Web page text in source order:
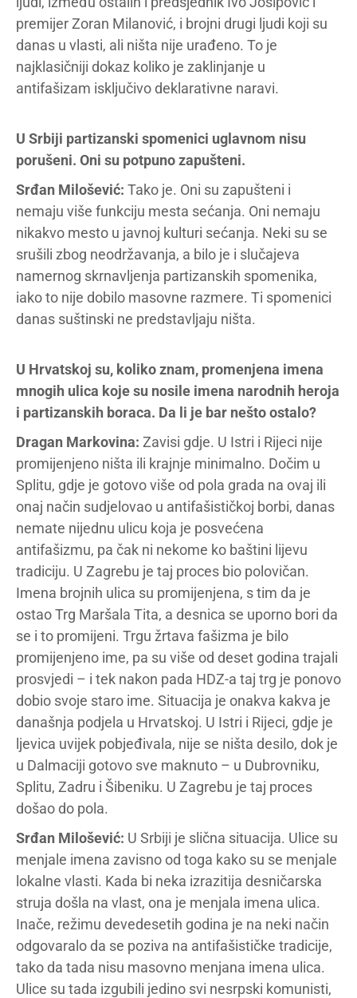
premijer Zoran Milanović, i brojni drugi ljudi koji su
danas u vlasti, ali ništa nije urađeno. To je
najklasičniji dokaz koliko je zaklinjanje u
antifašizam isključivo deklarativne naravi.
U Srbiji partizanski spomenici uglavnom nisu
porušeni. Oni su potpuno zapušteni.
Srđan Milošević: Tako je. Oni su zapušteni i
nemaju više funkciju mesta sećanja. Oni nemaju
nikakvo mesto u javnoj kulturi sećanja. Neki su se
srušili zbog neodržavanja, a bilo je i slučajeva
namernog skrnavljenja partizanskih spomenika,
iako to nije dobilo masovne razmere. Ti spomenici
danas suštinski ne predstavljaju ništa.
U Hrvatskoj su, koliko znam, promenjena imena
mnogih ulica koje su nosile imena narodnih heroja
i partizanskih boraca. Da li je bar nešto ostalo?
Dragan Markovina: Zavisi gdje. U Istri i Rijeci nije
promijenjeno ništa ili krajnje minimalno. Dočim u
Splitu, gdje je gotovo više od pola grada na ovaj ili
onaj način sudjelovao u antifašističkoj borbi, danas
nemate nijednu ulicu koja je posvećena
antifašizmu, pa čak ni nekome ko baštini lijevu
tradiciju. U Zagrebu je taj proces bio polovičan.
Imena brojnih ulica su promijenjena, s tim da je
ostao Trg Maršala Tita, a desnica se uporno bori da
se i to promijeni. Trgu žrtava fašizma je bilo
promijenjeno ime, pa su više od deset godina trajali
prosvjedi – i tek nakon pada HDZ-a taj trg je ponovo
dobio svoje staro ime. Situacija je onakva kakva je
današnja podjela u Hrvatskoj. U Istri i Rijeci, gdje je
ljevica uvijek pobjeđivala, nije se ništa desilo, dok je
u Dalmaciji gotovo sve maknuto – u Dubrovniku,
Splitu, Zadru i Šibeniku. U Zagrebu je taj proces
došao do pola.
Srđan Milošević: U Srbiji je slična situacija. Ulice su
menjale imena zavisno od toga kako su se menjale
lokalne vlasti. Kada bi neka izrazitija desničarska
struja došla na vlast, ona je menjala imena ulica.
Inače, režimu devedesetih godina je na neki način
odgovaralo da se poziva na antifašističke tradicije,
tako da tada nisu masovno menjana imena ulica.
Ulice su tada izgubili jedino svi nesrpski komunisti,